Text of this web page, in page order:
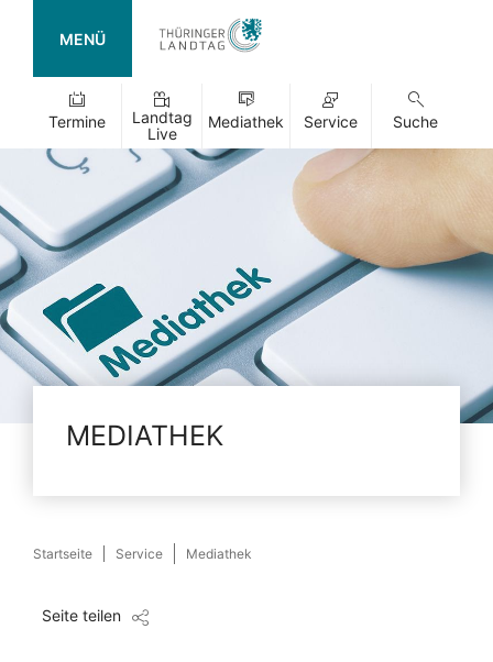
MENÜ
Termine
Landtag
Live
Mediathek Service Suche
MEDIATHEK
Startseite Service Mediathek
Seite teilen